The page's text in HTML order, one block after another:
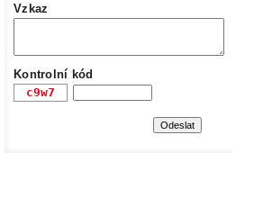
Vzkaz
Kontrolní kód